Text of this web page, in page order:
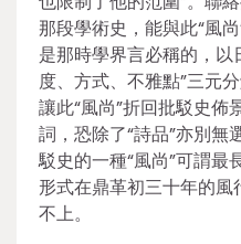
那段學術史，能與此“風
是那時學界言必稱的，
度、方式、不雅點”三元
讓此“風尚”折回批駁史佈
詞，恐除了“詩品”亦別無
駁史的一種“風尚”可謂最
形式在鼎革初三十年的
不上。